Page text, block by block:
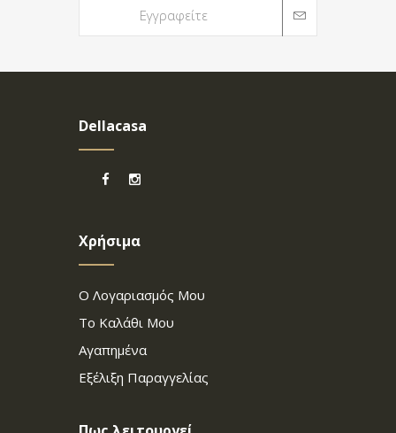
Dellacasa
Χρήσιμα
Ο Λογαριασμός Μου
Το Καλάθι Μου
Αγαπημένα
Εξέλιξη Παραγγελίας